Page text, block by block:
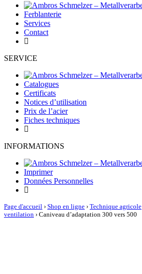
Ferblanterie
Services
Contact
SERVICE
Catalogues
Certificats
Notices d’utilisation
Prix de l’acier
Fiches techniques
INFORMATIONS
Imprimer
Données Personnelles
Page d'accueil › Shop en ligne › Technique agricole
ventilation › Caniveau d’adaptation 300 vers 500